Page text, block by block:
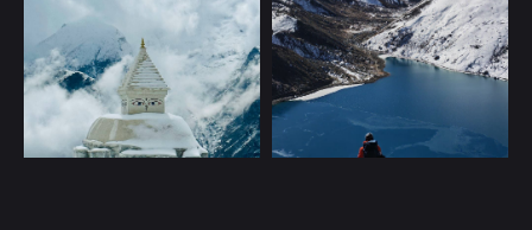
Вакансии
Сотрудничество
Блог
О клубе